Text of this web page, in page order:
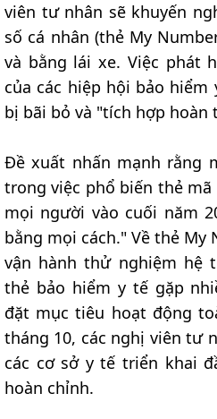
viên tư nhân sẽ khuyến
số cá nhân (thẻ My
và bằng lái xe. Việc phát
của các hiệp hội bảo
bị bãi bỏ và "tích hợp hoàn
Đề xuất nhấn mạnh rằng
trong việc phổ biến thẻ
mọi người vào cuối năm
bằng mọi cách." Về thẻ
vận hành thử nghiệm hệ
thẻ bảo hiểm y tế gặp
đặt mục tiêu hoạt động
tháng 10, các nghị viên tư
các cơ sở y tế triển khai
hoàn chỉnh.